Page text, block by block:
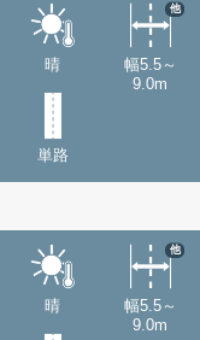
晴
幅5.5～
9.0m
他
単路
晴
幅5.5～
9.0m
他